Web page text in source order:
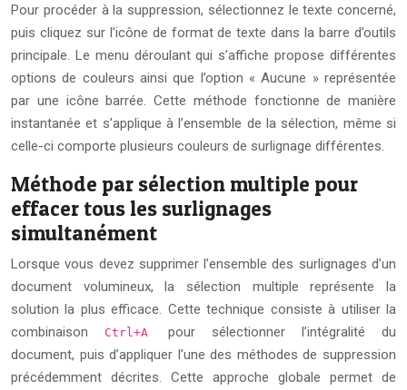
Pour procéder à la suppression, sélectionnez le texte concerné,
puis cliquez sur l’icône de format de texte dans la barre d’outils
principale. Le menu déroulant qui s’affiche propose différentes
options de couleurs ainsi que l’option « Aucune » représentée
par une icône barrée. Cette méthode fonctionne de manière
instantanée et s’applique à l’ensemble de la sélection, même si
celle-ci comporte plusieurs couleurs de surlignage différentes.
Méthode par sélection multiple pour
effacer tous les surlignages
simultanément
Lorsque vous devez supprimer l’ensemble des surlignages d’un
document volumineux, la sélection multiple représente la
solution la plus efficace. Cette technique consiste à utiliser la
combinaison
Ctrl+A pour sélectionner l’intégralité du
document, puis d’appliquer l’une des méthodes de suppression
précédemment décrites. Cette approche globale permet de